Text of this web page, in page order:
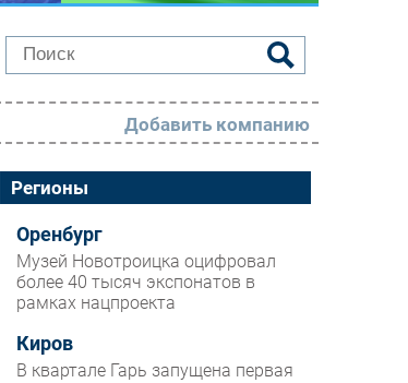
РАЗДЕЛЫ
Новости
Аналитика
Интервью
Мероприятия
Добавить компанию
Регионы
Оренбург
Музей Новотроицка оцифровал
более 40 тысяч экспонатов в
рамках нацпроекта
Киров
В квартале Гарь запущена первая